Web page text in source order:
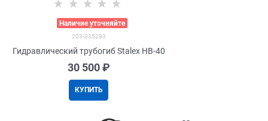
Наличие уточняйте
203-035283
Гидравлический трубогиб Stalex HB-40
30 500 ₽
КУПИТЬ